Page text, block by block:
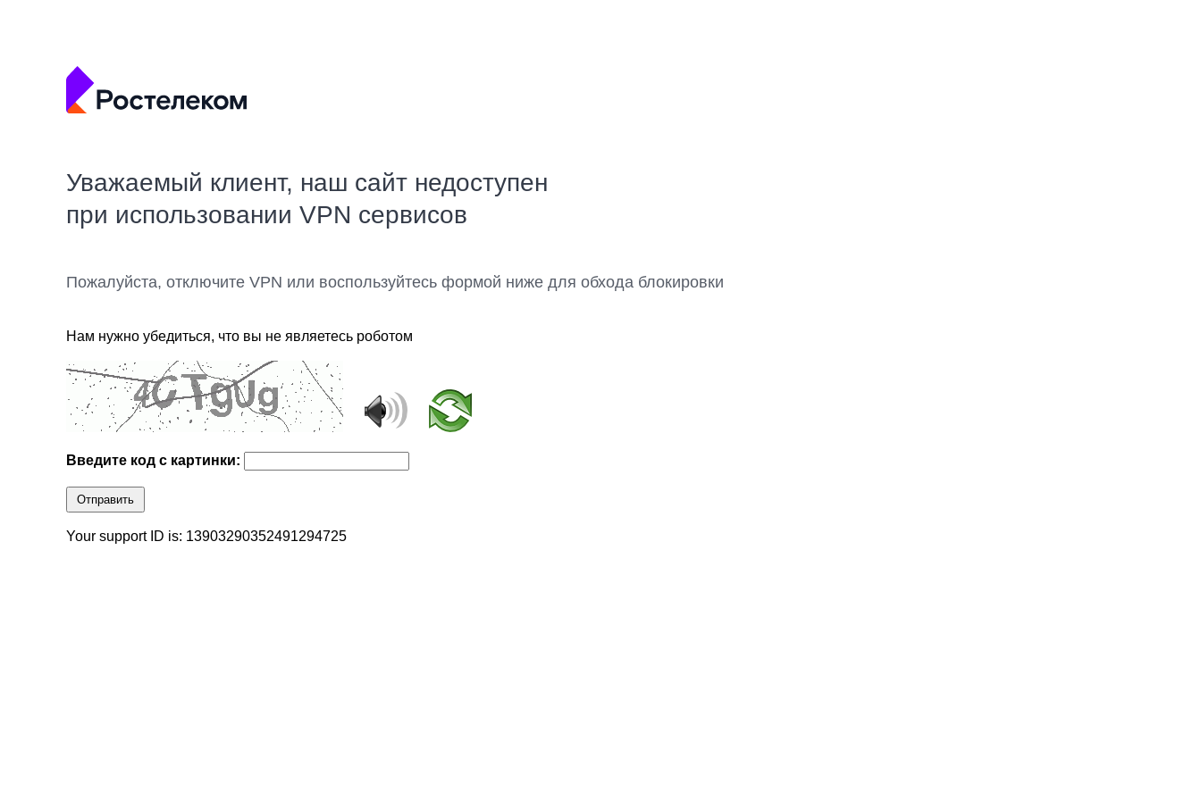
Уважаемый клиент, наш сайт недоступен
при использовании VPN сервисов
Пожалуйста, отключите VPN или воспользуйтесь формой ниже для обхода блокировки
Нам нужно убедиться, что вы не являетесь роботом
Введите код с картинки:
Отправить
Your support ID is: 13903290352491294725